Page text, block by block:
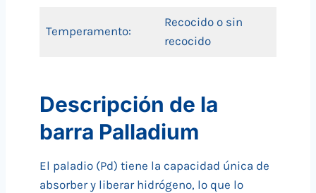
Temperamento:
Recocido o sin
recocido
Descripción de la
barra Palladium
El paladio (Pd) tiene la capacidad única de
absorber y liberar hidrógeno, lo que lo